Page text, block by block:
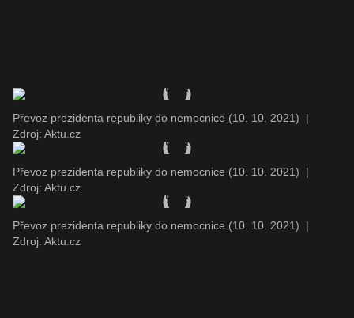
Převoz prezidenta republiky do nemocnice (10. 10. 2021)
|
Zdroj: Aktu.cz
Převoz prezidenta republiky do nemocnice (10. 10. 2021)
|
Zdroj: Aktu.cz
Převoz prezidenta republiky do nemocnice (10. 10. 2021)
|
Zdroj: Aktu.cz